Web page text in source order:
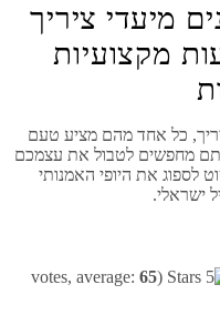
מיעדי ציריך
מקצועיות
כל אחד מהם מציע טעם
מחפשים לטבול את עצמכם
לספוג את היופי האמנותי
ישראלי.
(
65